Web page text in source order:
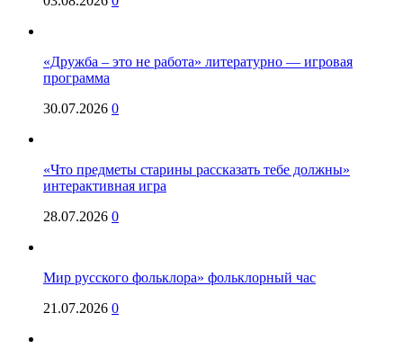
«Дружба – это не работа» литературно — игровая
программа
30.07.2026 0
«Что предметы старины рассказать тебе должны»
интерактивная игра
28.07.2026 0
Мир русского фольклора» фольклорный час
21.07.2026 0